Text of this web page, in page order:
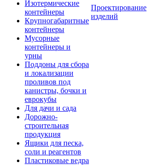
Изотермические
контейнеры
Крупногабаритные
контейнеры
Мусорные
контейнеры и
урны
Поддоны для сбора
и локализации
проливов под
канистры, бочки и
еврокубы
Для дачи и сада
Дорожно-
строительная
продукция
Ящики для песка,
соли и реагентов
Пластиковые ведра
Проектирование
изделий